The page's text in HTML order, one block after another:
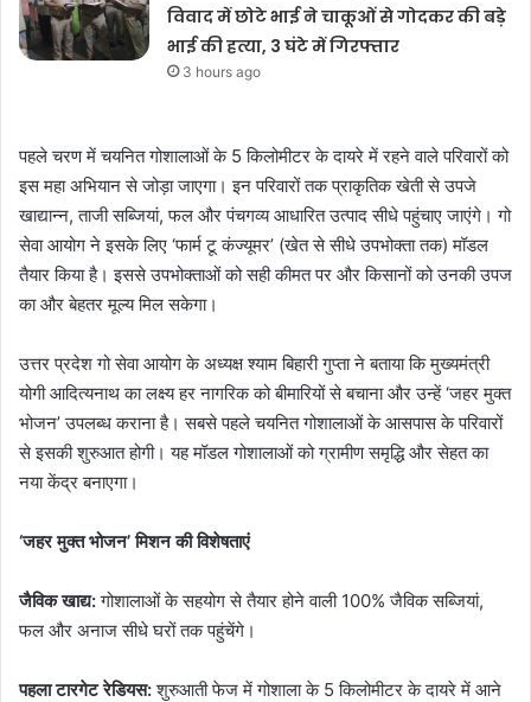
विवाद में छोटे भाई ने चाकूओं से गोदकर की बड़े
भाई की हत्या, 3 घंटे में गिरफ्तार
3 hours ago
पहले चरण में चयनित गोशालाओं के 5 किलोमीटर के दायरे में रहने वाले परिवारों को
इस महा अभियान से जोड़ा जाएगा। इन परिवारों तक प्राकृतिक खेती से उपजे
खाद्यान्न, ताजी सब्जियां, फल और पंचगव्य आधारित उत्पाद सीधे पहुंचाए जाएंगे। गो
सेवा आयोग ने इसके लिए ‘फार्म टू कंज्यूमर’ (खेत से सीधे उपभोक्ता तक) मॉडल
तैयार किया है। इससे उपभोक्ताओं को सही कीमत पर और किसानों को उनकी उपज
का और बेहतर मूल्य मिल सकेगा।
उत्तर प्रदेश गो सेवा आयोग के अध्यक्ष श्याम बिहारी गुप्ता ने बताया कि मुख्यमंत्री
योगी आदित्यनाथ का लक्ष्य हर नागरिक को बीमारियों से बचाना और उन्हें ‘जहर मुक्त
भोजन’ उपलब्ध कराना है। सबसे पहले चयनित गोशालाओं के आसपास के परिवारों
से इसकी शुरुआत होगी। यह मॉडल गोशालाओं को ग्रामीण समृद्धि और सेहत का
नया केंद्र बनाएगा।
‘जहर मुक्त भोजन’ मिशन की विशेषताएं
जैविक खाद्य:गोशालाओं के सहयोग से तैयार होने वाली 100% जैविक सब्जियां,
फल और अनाज सीधे घरों तक पहुंचेंगे।
पहला टारगेट रेडियस:शुरुआती फेज में गोशाला के 5 किलोमीटर के दायरे में आने